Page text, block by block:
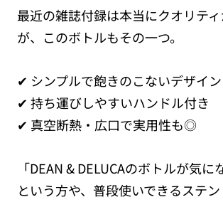
最近の雑誌付録は本当にクオリテ
が、このボトルもその一つ。
✔ シンプルで飽きのこないデザイン
✔ 持ち運びしやすいハンドル付き
✔ 真空断熱・広口で実用性も◎
「DEAN & DELUCAのボトルが気に
という方や、普段使いできるステ